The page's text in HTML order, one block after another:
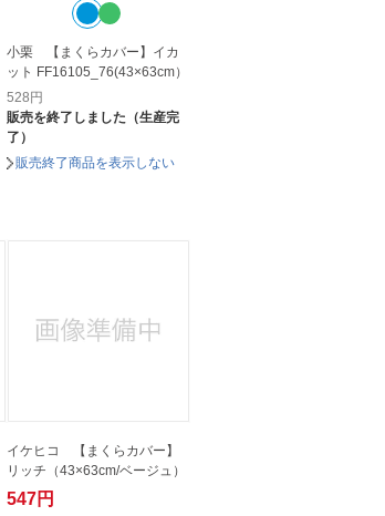
小栗 【まくらカバー】イカ
ット FF16105_76(43×63cm）
528円
販売を終了しました（生産完
了）
販売終了商品を表示しない
イケヒコ 【まくらカバー】
リッチ（43×63cm/ベージュ）
547円